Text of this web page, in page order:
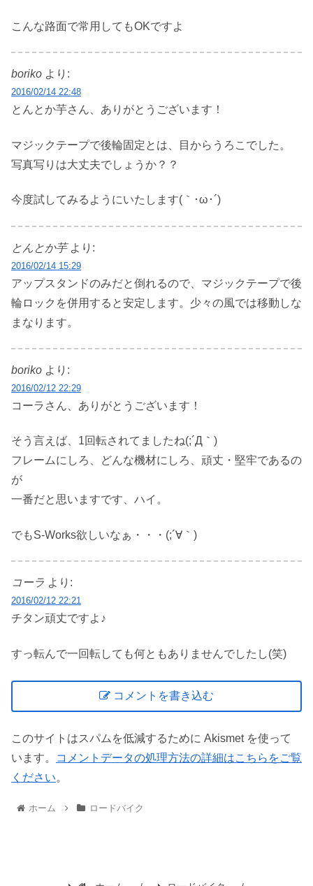
こんな路面で常用してもOKですよ
boriko より:
2016/02/14 22:48
とんとか芋さん、ありがとうございます！
マジックテープで後輪固定とは、目からうろこでした。
写真写りは大丈夫でしょうか？？
今度試してみるようにいたします(｀･ω･´)ゞ
とんとか芋 より:
2016/02/14 15:29
アップスタンドのみだと倒れるので、マジックテープで後
輪ロックを併用すると安定します。少々の風では移動しな
まなります。
boriko より:
2016/02/12 22:29
コーラさん、ありがとうございます！
そう言えば、1回転されてましたね(;´Д｀)
フレームにしろ、どんな機材にしろ、頑丈・堅牢であるの
が
一番だと思いますです、ハイ。
でもS-Works欲しいなぁ・・・(;´∀｀)
コーラ より:
2016/02/12 22:21
チタン頑丈ですよ♪
すっ転んで一回転しても何ともありませんでしたし(笑)
コメントを書き込む
このサイトはスパムを低減するために Akismet を使って
います。
コメントデータの処理方法の詳細はこちらをご覧
ください。
ホーム ロードバイク